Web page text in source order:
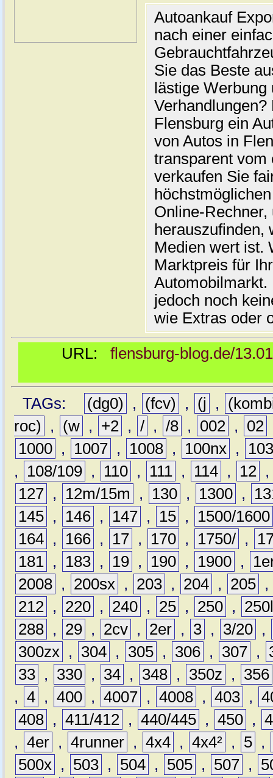
Autoankauf
nach einer
Sie das Beste
lästige
Flensburg ein
von Autos in
transparent vom
verkaufen Sie
Online-
herauszufinden,
Medien wert ist.
Marktpreis für
jedoch noch
wie Extras oder
URL: flensburg-blog.de/
TAGs: (dg0) , (fcv) , (j ,
roc)
, (w , +2 , / , /8 , 002 , 02
1000 , 1007 , 1008 , 100nx ,
,
108/109 , 110 , 111 , 114 , 12
127 , 12m/15m , 130 , 1300 ,
145 , 146 , 147 , 15 ,
1500/1600
164 , 166 , 17 , 170 , 1750/ ,
181 , 183 , 19 , 190 , 1900 ,
2008 , 200sx , 203 , 204 , 205 ,
212 , 220 , 240 , 25 , 250 ,
288 , 29 , 2cv , 2er , 3 , 3/20 ,
300zx , 304 , 305 , 306 , 307 ,
33 , 330 , 34 , 348 , 350z ,
356
, 4 , 400 , 4007 , 4008 , 403 ,
408 , 411/412 , 440/445 , 450 ,
, 4er , 4runner , 4x4 , 4x4² , 5 ,
500x , 503 , 504 , 505 , 507 ,